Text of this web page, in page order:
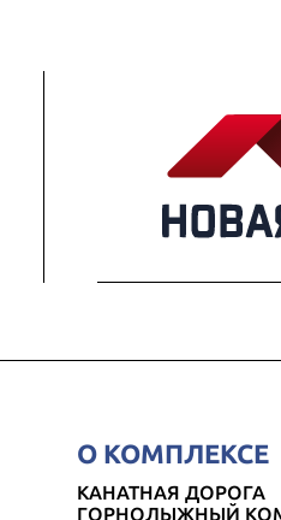
О КОМПЛЕКСЕ
КАНАТНАЯ ДОРОГА
ГОРНОЛЫЖНЫЙ